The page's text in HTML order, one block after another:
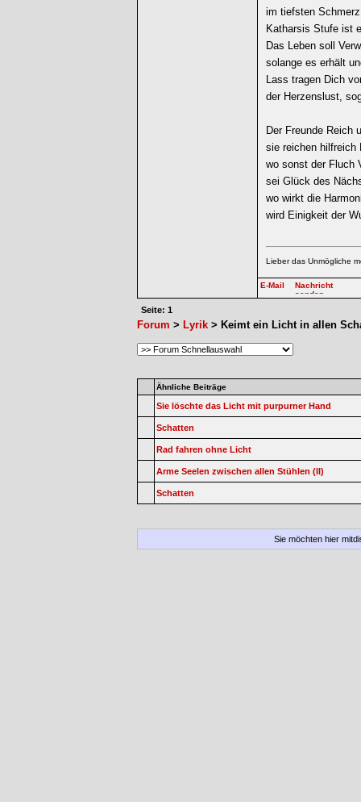
im tiefsten
Katharsis Stufe ist
Das Leben soll
solange es erhält
Lass tragen Dich
der Herzenslust,
Der Freunde Reich
sie reichen hilfreich
wo sonst der Fluch
sei Glück des
wo wirkt die
wird Einigkeit der
Lieber das Unmögliche
Seite: 1
Forum > Lyrik > Keimt ein Licht in allen
Ähnliche Beiträge
Sie löschte das Licht mit purpurner Hand
Schatten
Rad fahren ohne Licht
Arme Seelen zwischen allen Stühlen (II)
Schatten
Sie möchten hier